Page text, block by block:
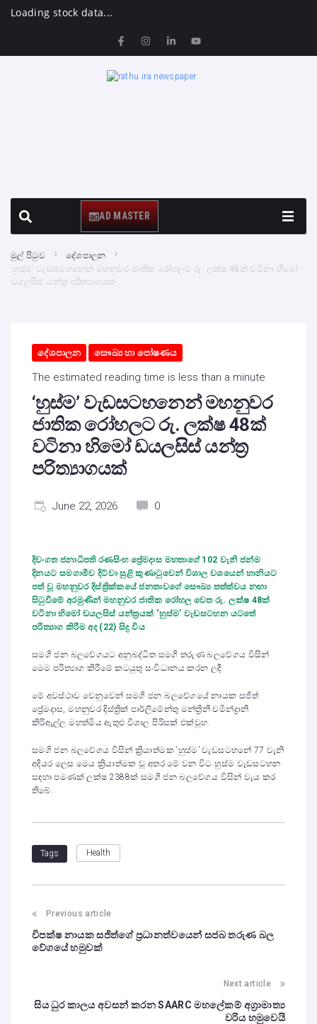
Loading stock data...
AD MASTER
මුල් පිටුව
දේශපාලන
‘හුස්ම’ වැඩසටහනෙන් මහනුවර ජාතික රෝහලට රු. ලක්ෂ 48ක් වටිනා හිමෝ
ඩයලසිස් යන්ත්‍ර පරිත්‍යාගයක්
දේශපාලන සෞඛ්‍ය හා පෝෂණය
The estimated reading time is less than a minute
‘හුස්ම’ වැඩසටහනෙන් මහනුවර
ජාතික රෝහලට රු. ලක්ෂ 48ක්
වටිනා හිමෝ ඩයලසිස් යන්ත්‍ර
පරිත්‍යාගයක්
June 22, 2026 0
දිවංගත ජනාධිපති රණසිංහ ප්‍රේමදාස මහතාගේ 102 වැනි ජන්ම
දිනයට සමගාමීව දිට්වා සුළි කුණාටුවෙන් විශාල වශයෙන් හානියට
පත් වූ මහනුවර දිස්ත්‍රික්කයේ ජනතාවගේ සෞඛ්‍ය තත්ත්වය නඟා
සිටුවීමේ අරමුණින් මහනුවර ජාතික රෝහල වෙත රු. ලක්ෂ 48ක්
වටිනා හිමෝ ඩයලසිස් යන්ත්‍රයක් ‘හුස්ම’ වැඩසටහන යටතේ
පරිත්‍යාග කිරීම අද (22) සිදු විය.
සමගි ජන බලවේගයට අනුබද්ධිත සමගි තරුණ බලවේගය විසින්
මෙම පරිත්‍යාග කිරීමේ කටයුතු සංවිධානය කරන ලදී.
මේ අවස්ථාව වෙනුවෙන් සමගි ජන බලවේගයේ නායක සජිත්
ප්‍රේමදාස, මහනුවර දිස්ත්‍රික් පාර්ලිමේන්තු මන්ත්‍රිනි චමින්ද්‍රානි
කිරිඇල්ල මහත්මිය ඇතුළු විශාල පිරිසක් එක්වූහ.
සමගි ජන බලවේගය විසින් ක්‍රියාත්මක ‘හුස්ම’ වැඩසටහනේ 77 වැනි
අදියර ලෙස මෙය ක්‍රියාත්මක වූ අතර මේ වන විට හුස්ම වැඩසටහන
සඳහා පමණක් ලක්ෂ 2388ක් සමගි ජන බලවේගය විසින් වැය කර
තිබේ.
Tags Health
Previous article
විපක්ෂ නායක සජිත්ගේ ප්‍රධානත්වයෙන් සජබ තරුණ බල
වේගයේ හමුවක්
Next article
සිය ධුර කාලය අවසන් කරන SAARC මහලේකම් අග්‍රාමාත්‍ය
වරිය හමුවෙයි